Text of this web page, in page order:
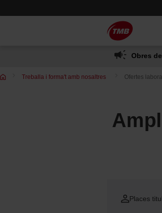
al
contingut
Obres
Treballa i forma't amb nosaltres Ofertes
Places